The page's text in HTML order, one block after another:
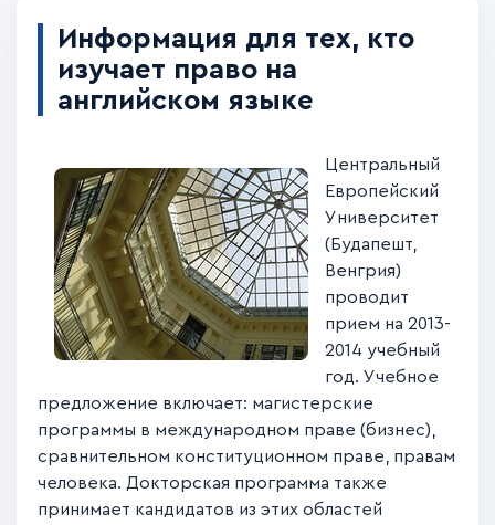
Информация для тех, кто
изучает право на
английском языке
Центральный
Европейский
Университет
(Будапешт,
Венгрия)
проводит
прием на 2013-
2014 учебный
год. Учебное
предложение включает: магистерские
программы в международном праве (бизнес),
сравнительном конституционном праве, правам
человека. Докторская программа также
принимает кандидатов из этих областей